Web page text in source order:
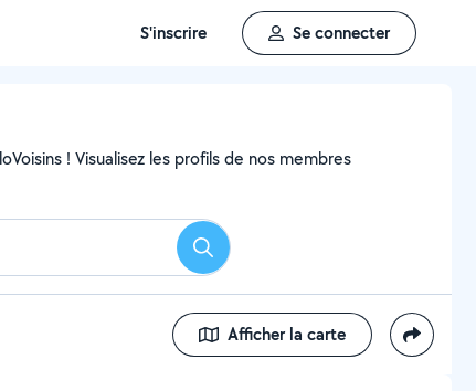
S'inscrire Se connecter
! Visualisez les profils de nos membres
Rechercher
Afficher la carte